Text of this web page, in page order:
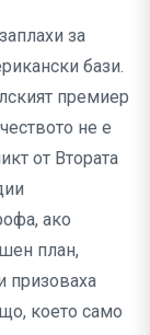
за
бази.
премиер
не е
от Втората
ако
план,
призоваха
което само